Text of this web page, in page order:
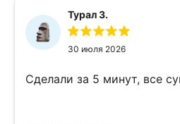
Турал З.
30 июля 2026
Сделали за 5 минут, все